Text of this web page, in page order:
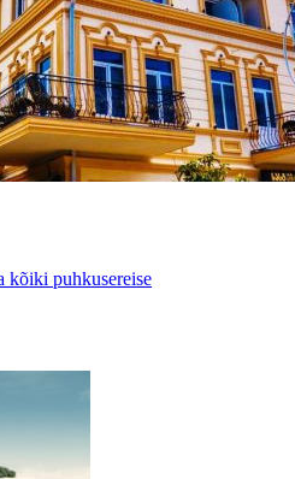
kõiki puhkusereise